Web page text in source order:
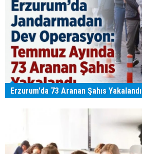
Erzurum'da 73 Aranan Şahıs Yakalandı